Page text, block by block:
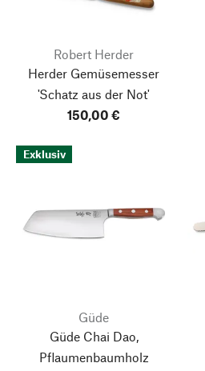
Robert Herder
Herder Gemüsemesser
'Schatz aus der Not'
150,00 €
Exklusiv
Güde
Güde Chai Dao,
Pflaumenbaumholz